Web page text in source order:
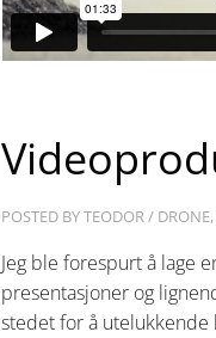
POSTED BYTEODOR/ DRONE,
Jeg ble forespurt å lage
presentasjoner og
stedet for å utelukkende